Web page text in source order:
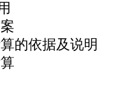
的依据及说明